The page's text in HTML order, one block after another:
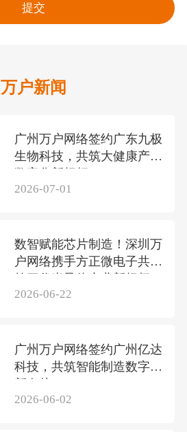
万户新闻
广州万户网络签约广东九极
生物科技，共筑大健康产业
2026-07-01
数智赋能芯片制造！深圳万
户网络携手方正微电子共筑
2026-06-22
广州万户网络签约广州亿达
科技，共筑智能制造数字化
新名片
2026-06-02